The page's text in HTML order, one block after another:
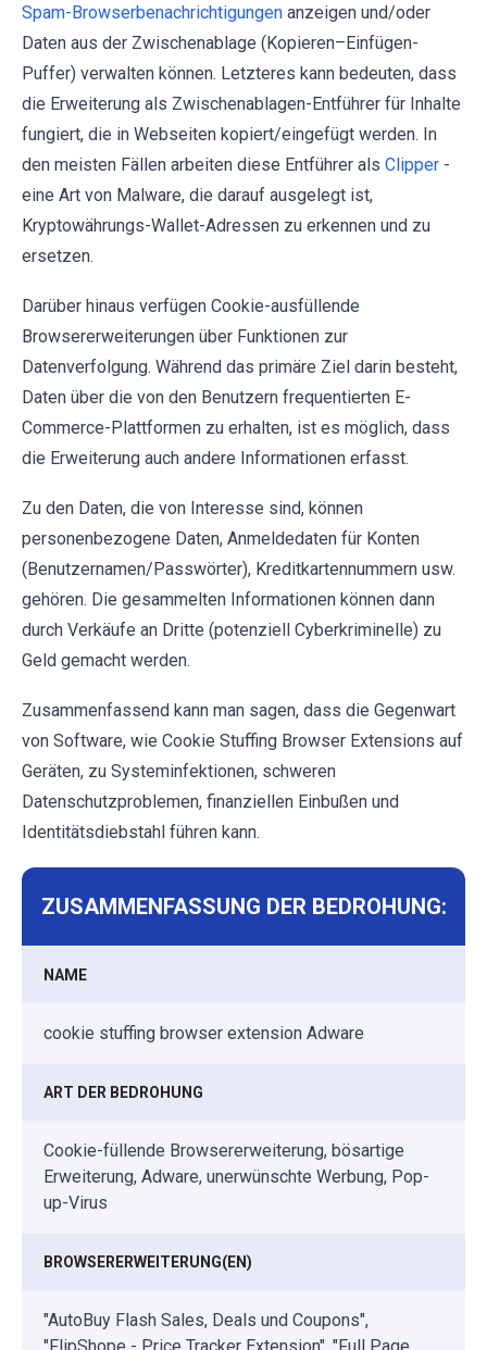
Spam-Browserbenachrichtigungen anzeigen und/oder
Daten aus der Zwischenablage (Kopieren–Einfügen-
Puffer) verwalten können. Letzteres kann bedeuten, dass
die Erweiterung als Zwischenablagen-Entführer für Inhalte
fungiert, die in Webseiten kopiert/eingefügt werden. In
den meisten Fällen arbeiten diese Entführer als Clipper -
eine Art von Malware, die darauf ausgelegt ist,
Kryptowährungs-Wallet-Adressen zu erkennen und zu
ersetzen.
Darüber hinaus verfügen Cookie-ausfüllende
Browsererweiterungen über Funktionen zur
Datenverfolgung. Während das primäre Ziel darin besteht,
Daten über die von den Benutzern frequentierten E-
Commerce-Plattformen zu erhalten, ist es möglich, dass
die Erweiterung auch andere Informationen erfasst.
Zu den Daten, die von Interesse sind, können
personenbezogene Daten, Anmeldedaten für Konten
(Benutzernamen/Passwörter), Kreditkartennummern usw.
gehören. Die gesammelten Informationen können dann
durch Verkäufe an Dritte (potenziell Cyberkriminelle) zu
Geld gemacht werden.
Zusammenfassend kann man sagen, dass die Gegenwart
von Software, wie Cookie Stuffing Browser Extensions auf
Geräten, zu Systeminfektionen, schweren
Datenschutzproblemen, finanziellen Einbußen und
Identitätsdiebstahl führen kann.
ZUSAMMENFASSUNG DER BEDROHUNG:
NAME
cookie stuffing browser extension Adware
ART DER BEDROHUNG
Cookie-füllende Browsererweiterung, bösartige
Erweiterung, Adware, unerwünschte Werbung, Pop-
up-Virus
BROWSERERWEITERUNG(EN)
"AutoBuy Flash Sales, Deals und Coupons",